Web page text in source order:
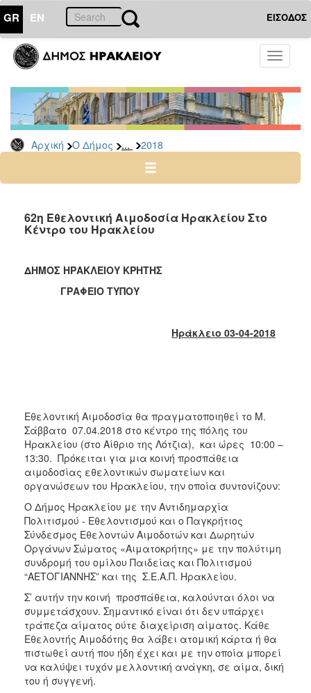
GR EN ΕΙΣΟΔΟΣ
Toggle
Αρχική Ο Δήμος ... 2018
ΔΗΜΟΣ
Δελτία
Τύπου
Αρχείο
2026
2024
2022
2020
2019
2012
2011
2010
2006
ΤΟΠΟΣ
ΠΟΛΙΤΙΣΜΟΣ
ΑΝΘΕΚΤΙΚΗ
ΠΟΛΗ
62η Εθελοντική Αιμοδοσία Ηρακλείου Στο
Κέντρο του Ηρακλείου
ΔΗΜΟΣ ΗΡΑΚΛΕΙΟΥ ΚΡΗΤΗΣ
ΓΡΑΦΕΙΟ ΤΥΠΟΥ
Ηράκλειο 03-04-2018
Εθελοντική Αιμοδοσία θα πραγματοποιηθεί το Μ.
Σάββατο 07.04.2018 στο κέντρο της πόλης του
Ηρακλείου (στο Αίθριο της Λότζια), και ώρες 10:00 –
13:30. Πρόκειται για μια κοινή προσπάθεια
αιμοδοσίας εθελοντικών σωματείων και
οργανώσεων του Ηρακλείου, την οποία συντονίζουν:
O Δήμος Ηρακλείου με την Αντιδημαρχία
Πολιτισμού - Εθελοντισμού και ο Παγκρήτιος
Σύνδεσμος Εθελοντών Αιμοδοτών και Δωρητών
Οργάνων Σώματος «Αιματοκρήτης» με την πολύτιμη
συνδρομή του ομίλου Παιδείας και Πολιτισμού
“ΑΕΤΟΓΙΑΝΝΗΣ” και της Σ.Ε.Α.Π. Ηρακλείου.
Σ’ αυτήν την κοινή προσπάθεια, καλούνται όλοι να
συμμετάσχουν. Σημαντικό είναι ότι δεν υπάρχει
τράπεζα αίματος ούτε διαχείριση αίματος. Κάθε
Εθελοντής Αιμοδότης θα λάβει ατομική κάρτα ή θα
πιστωθεί αυτή που ήδη έχει και με την οποία μπορεί
να καλύψει τυχόν μελλοντική ανάγκη, σε αίμα, δική
του ή συγγενή.